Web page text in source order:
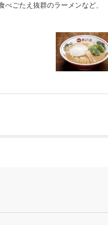
ごたえ抜群のラーメンなど、